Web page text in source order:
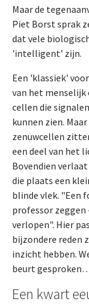
Maar de
Piet Borst sprak
dat vele
'intelligent' zijn.
Een 'klassiek'
van het
cellen die
kunnen zien.
zenuwcellen
een deel van het
Bovendien
die plaats een
blinde vlek. "Een
professor
verlopen". Hier
bijzondere reden
inzicht hebben.
beurt
Een kwart